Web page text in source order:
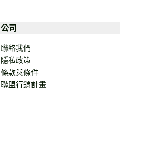
公司
聯絡我們
隱私政策
條款與條件
聯盟行銷計畫